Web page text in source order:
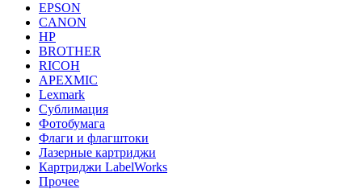
EPSON
CANON
HP
BROTHER
RICOH
APEXMIC
Lexmark
Сублимация
Фотобумага
Флаги и флагштоки
Лазерные картриджи
Картриджи LabelWorks
Прочее